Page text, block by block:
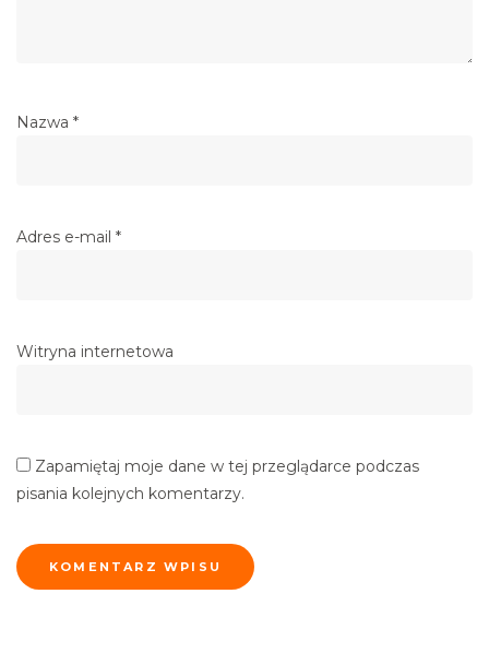
Nazwa *
Adres e-mail *
Witryna internetowa
Zapamiętaj moje dane w tej przeglądarce podczas
pisania kolejnych komentarzy.